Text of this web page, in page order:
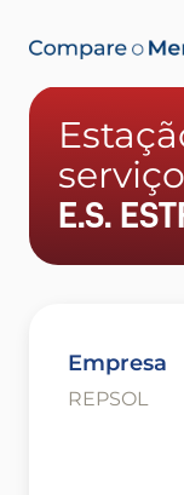
serviço
E.S.
Empresa
REPSOL